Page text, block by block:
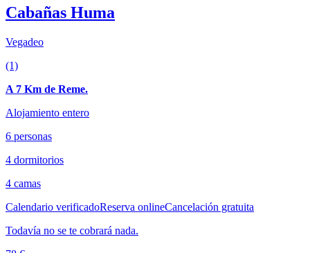
Cabañas Huma
Vegadeo
(1)
A 7 Km de Reme.
Alojamiento entero
6 personas
4 dormitorios
4 camas
Calendario verificadoReserva onlineCancelación gratuita
Todavía no se te cobrará nada.